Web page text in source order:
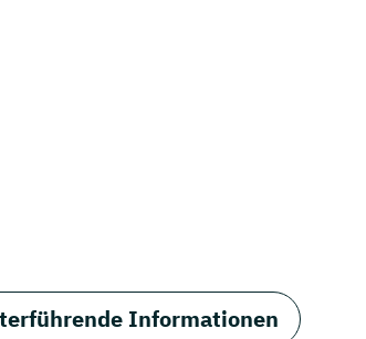
Informationen